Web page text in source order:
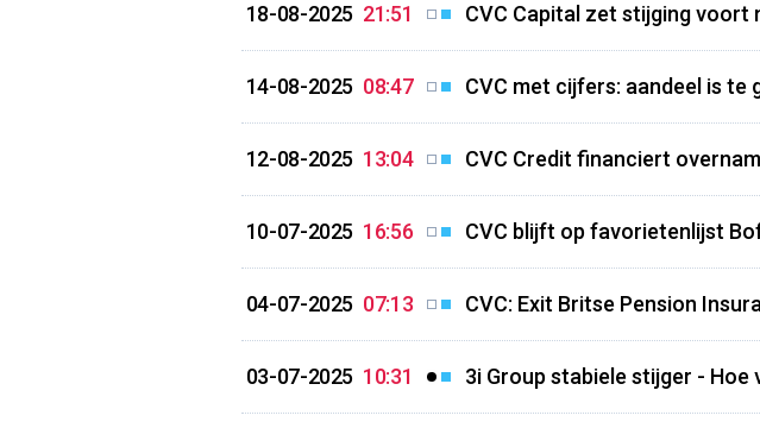
18-08-2025 21:51 CVC Capital zet stijging
14-08-2025 08:47 CVC met cijfers: aandeel is te
12-08-2025 13:04 CVC Credit financiert
10-07-2025 16:56 CVC blijft op favorietenlijst
04-07-2025 07:13 CVC: Exit Britse Pension
03-07-2025 10:31 3i Group stabiele stijger -